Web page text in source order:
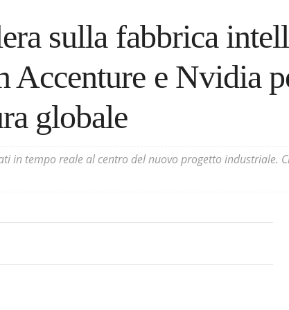
sulla fabbrica
Accenture e Nvidia
globale
in tempo reale al centro del nuovo progetto industriale.